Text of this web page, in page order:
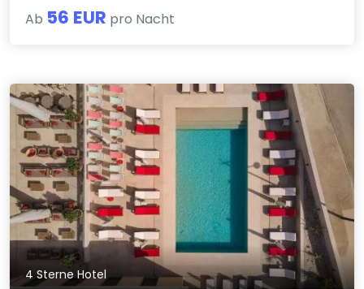
Ab 56 EUR pro Nacht
4 Sterne Hotel